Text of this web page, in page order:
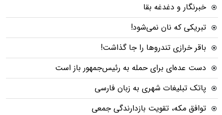
خبرنگار و دغدغه بقا
تبریکی که نان نمی‌شود!
باقر خرازی تندروها را جا گذاشت!
دست عده‌ای برای حمله به رئیس‌جمهور باز است
پاتک تبلیغات شهری به زبان فارسی
توافق مکه، تقویت بازدارندگی جمعی